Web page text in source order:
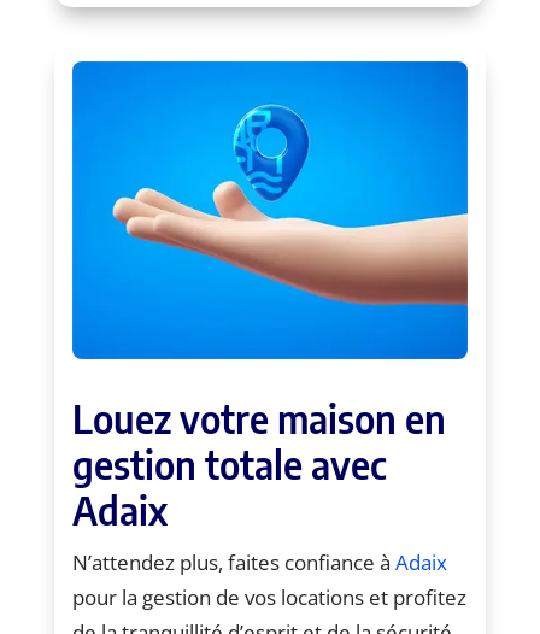
Louez votre maison en
gestion totale avec
Adaix
N’attendez plus, faites confiance à Adaix
pour la gestion de vos locations et profitez